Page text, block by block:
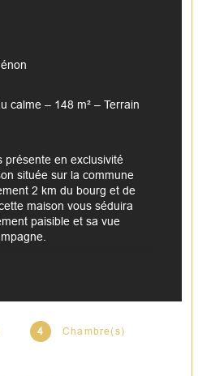
4 Chambre(s)
calme – 148 m² – Terrain
présente en exclusivité
située sur la commune
2 km du bourg et de
maison vous séduira
paisible et sa vue